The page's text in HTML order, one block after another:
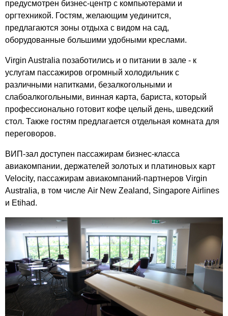
предусмотрен бизнес-центр с компьютерами и
оргтехникой. Гостям, желающим уединится,
предлагаются зоны отдыха с видом на сад,
оборудованные большими удобными креслами.
Virgin Australia позаботились и о питании в зале - к
услугам пассажиров огромный холодильник с
различными напитками, безалкогольными и
слабоалкогольными, винная карта, бариста, который
профессионально готовит кофе целый день, шведский
стол. Также гостям предлагается отдельная комната для
переговоров.
ВИП-зал доступен пассажирам бизнес-класса
авиакомпании, держателей золотых и платиновых карт
Velocity, пассажирам авиакомпаний-партнеров Virgin
Australia, в том числе Air New Zealand, Singapore Airlines
и Etihad.